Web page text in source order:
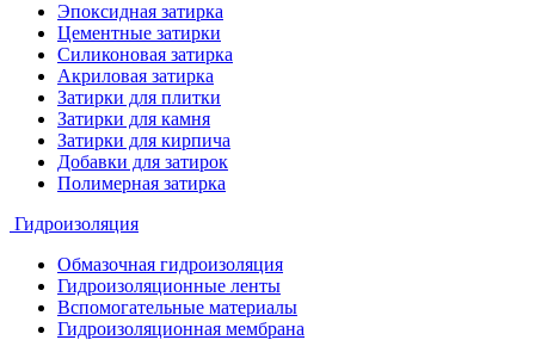
Эпоксидная затирка
Цементные затирки
Силиконовая затирка
Акриловая затирка
Затирки для плитки
Затирки для камня
Затирки для кирпича
Добавки для затирок
Полимерная затирка
Гидроизоляция
Обмазочная гидроизоляция
Гидроизоляционные ленты
Вспомогательные материалы
Гидроизоляционная мембрана